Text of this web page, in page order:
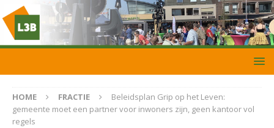
HOME FRACTIE
Beleidsplan Grip op het Leven:
gemeente moet een partner voor inwoners zijn, geen kantoor vol
regels